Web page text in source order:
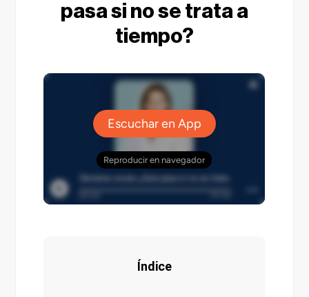
pasa si no se trata a
tiempo?
Índice